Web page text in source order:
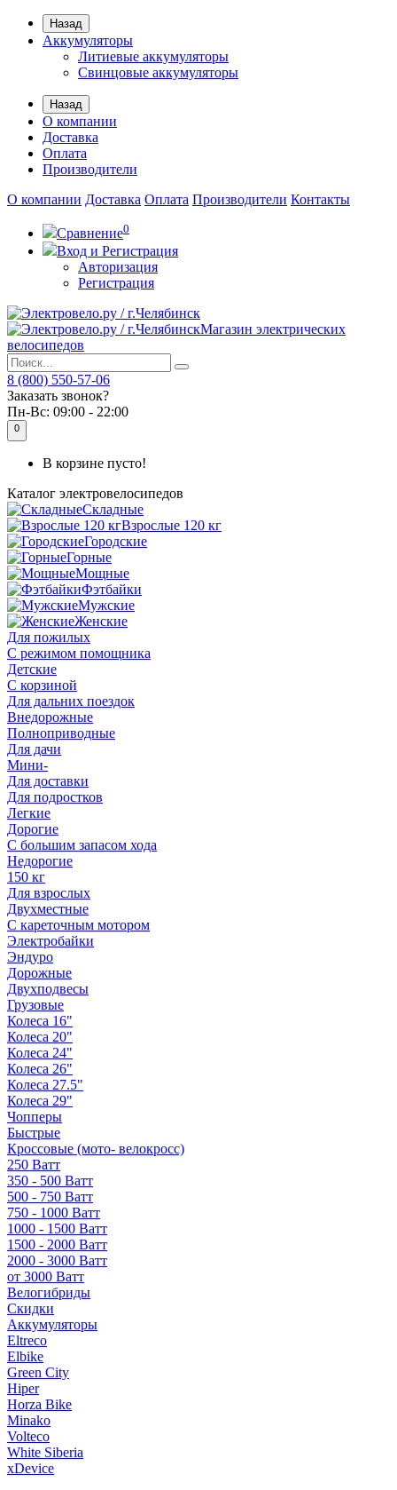
Назад
Аккумуляторы
Литиевые аккумуляторы
Свинцовые аккумуляторы
Назад
О компании
Доставка
Оплата
Производители
О компании Доставка Оплата Производители Контакты
Сравнение0
Вход и Регистрация
Авторизация
Регистрация
Магазин электрических
велосипедов
8 (800) 550-57-06
Заказать звонок?
Пн-Вс: 09:00 - 22:00
0
В корзине пусто!
Каталог электровелосипедов
Складные
Взрослые 120 кг
Городские
Горные
Мощные
Фэтбайки
Мужские
Женские
Для пожилых
С режимом помощника
Детские
С корзиной
Для дальних поездок
Внедорожные
Полноприводные
Для дачи
Мини-
Для доставки
Для подростков
Легкие
Дорогие
С большим запасом хода
Недорогие
150 кг
Для взрослых
Двухместные
С кареточным мотором
Электробайки
Эндуро
Дорожные
Двухподвесы
Грузовые
Колеса 16"
Колеса 20"
Колеса 24"
Колеса 26"
Колеса 27.5"
Колеса 29"
Чопперы
Быстрые
Кроссовые (мото- велокросс)
250 Ватт
350 - 500 Ватт
500 - 750 Ватт
750 - 1000 Ватт
1000 - 1500 Ватт
1500 - 2000 Ватт
2000 - 3000 Ватт
от 3000 Ватт
Велогибриды
Скидки
Аккумуляторы
Eltreco
Elbike
Green City
Hiper
Horza Bike
Minako
Volteco
White Siberia
xDevice